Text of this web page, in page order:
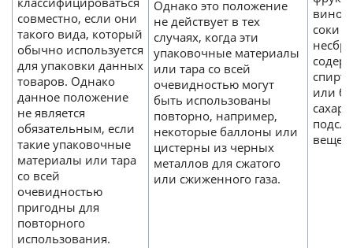
совместно, если они
такого вида, который
обычно используется
для упаковки данных
товаров. Однако
данное положение
не является
обязательным, если
такие упаковочные
материалы или тара
со всей
очевидностью
пригодны для
повторного
использования.
Однако это положение
не действует в тех
случаях, когда эти
упаковочные материалы
или тара со всей
очевидностью могут
быть использованы
повторно, например,
некоторые баллоны или
цистерны из черных
металлов для сжатого
или сжиженного газа.
соки
или